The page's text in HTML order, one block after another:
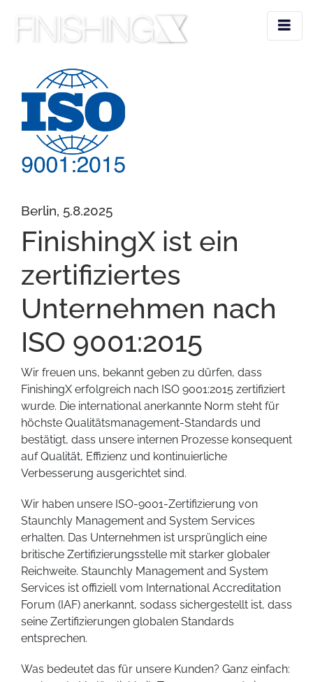
Berlin, 5.8.2025
FinishingX ist ein
zertifiziertes
Unternehmen nach
ISO 9001:2015
Wir freuen uns, bekannt geben zu dürfen, dass
FinishingX erfolgreich nach ISO 9001:2015 zertifiziert
wurde. Die international anerkannte Norm steht für
höchste Qualitätsmanagement-Standards und
bestätigt, dass unsere internen Prozesse konsequent
auf Qualität, Effizienz und kontinuierliche
Verbesserung ausgerichtet sind.
Wir haben unsere ISO-9001-Zertifizierung von
Staunchly Management and System Services
erhalten. Das Unternehmen ist ursprünglich eine
britische Zertifizierungsstelle mit starker globaler
Reichweite. Staunchly Management and System
Services ist offiziell vom International Accreditation
Forum (IAF) anerkannt, sodass sichergestellt ist, dass
seine Zertifizierungen globalen Standards
entsprechen.
Was bedeutet das für unsere Kunden? Ganz einfach: